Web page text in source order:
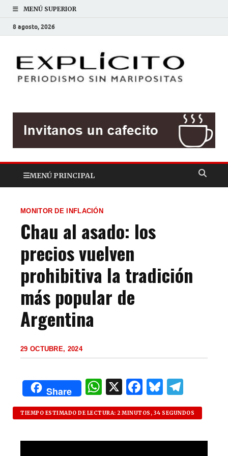
MENÚ SUPERIOR
8 agosto, 2026
MENÚ PRINCIPAL
MONITOR DE INFLACIÓN
Chau al asado: los
precios vuelven
prohibitiva la tradición
más popular de
Argentina
29 OCTUBRE, 2024
Share
W
h
at
s
X F
a
c
e
B
lu
es
k
el
e
g
TIEMPO ESTIMADO DE LECTURA: 2 MINUTOS, 34 SEGUNDOS